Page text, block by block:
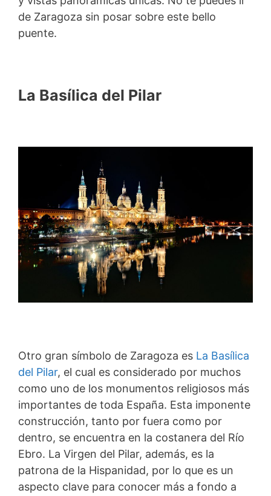
de Zaragoza sin posar sobre este bello
puente.
La Basílica del Pilar
Otro gran símbolo de Zaragoza es La Basílica
del Pilar, el cual es considerado por muchos
como uno de los monumentos religiosos más
importantes de toda España. Esta imponente
construcción, tanto por fuera como por
dentro, se encuentra en la costanera del Río
Ebro. La Virgen del Pilar, además, es la
patrona de la Hispanidad, por lo que es un
aspecto clave para conocer más a fondo a